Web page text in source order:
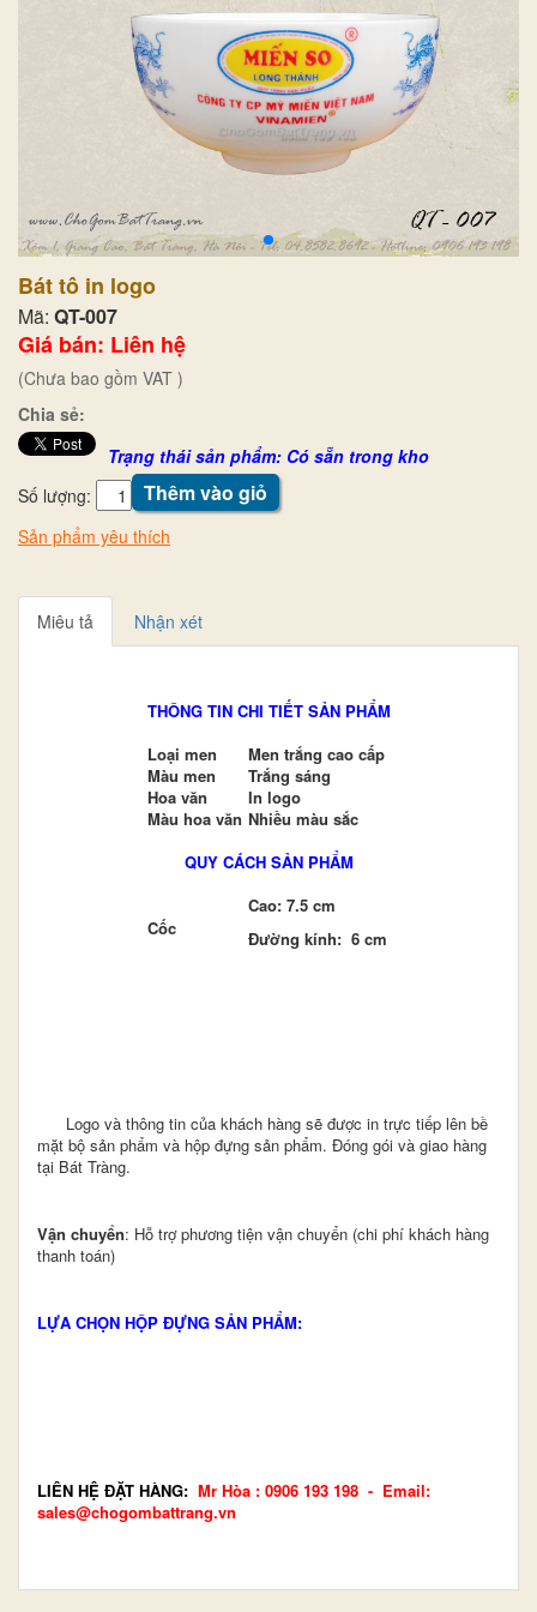
Bát tô in logo
Mã: QT-007
Giá bán: Liên hệ
(Chưa bao gồm VAT )
Chia sẻ:
Trạng thái sản phẩm: Có sẵn trong kho
Số lượng:
Thêm vào giỏ
Sản phẩm yêu thích
Miêu tả Nhận xét
THÔNG TIN CHI TIẾT SẢN PHẨM
Loại men
Men trắng cao cấp
Màu men
Trắng sáng
Hoa văn
In logo
Màu hoa văn Nhiều màu sắc
QUY CÁCH SẢN PHẨM
Cốc
Cao: 7.5 cm
Đường kính: 6 cm
Logo và thông tin của khách hàng sẽ được in trực tiếp lên bề
mặt bộ sản phẩm và hộp đựng sản phẩm. Đóng gói và giao hàng
tại Bát Tràng.
Vận chuyển: Hỗ trợ phương tiện vận chuyển (chi phí khách hàng
thanh toán)
LỰA CHỌN HỘP ĐỰNG SẢN PHẨM:
LIÊN HỆ ĐẶT HÀNG: Mr Hòa : 0906 193 198 - Email:
sales@chogombattrang.vn